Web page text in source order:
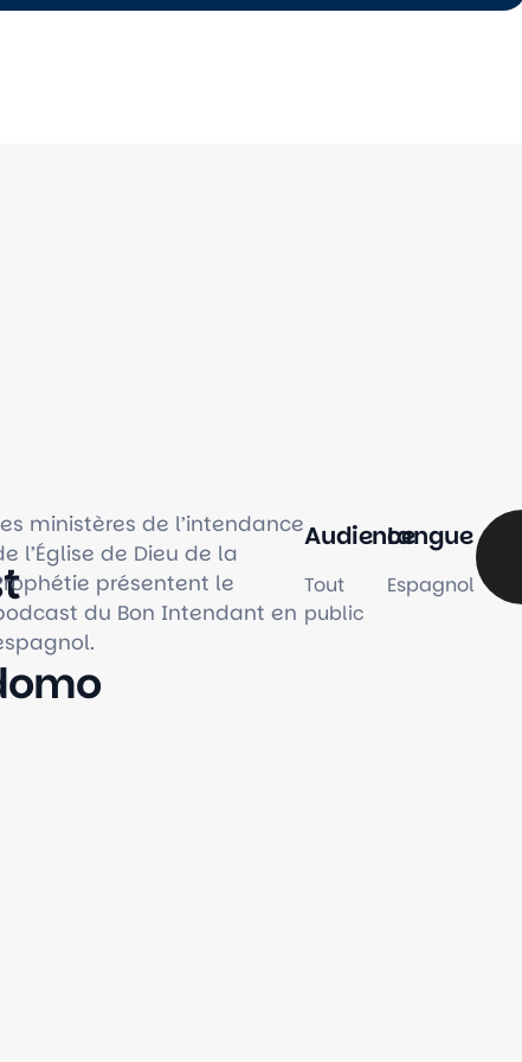
ministères de l’intendance
l’Église de Dieu de la
présentent le
du Bon Intendant en
Audience
Tout
public
Langue
Espagnol